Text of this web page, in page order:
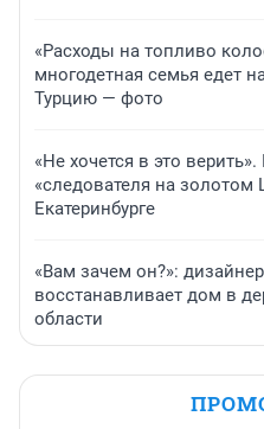
«Расходы на топливо
многодетная семья едет
Турцию — фото
«Не хочется в это
«следователя на золотом
Екатеринбурге
«Вам зачем он?»:
восстанавливает дом в
области